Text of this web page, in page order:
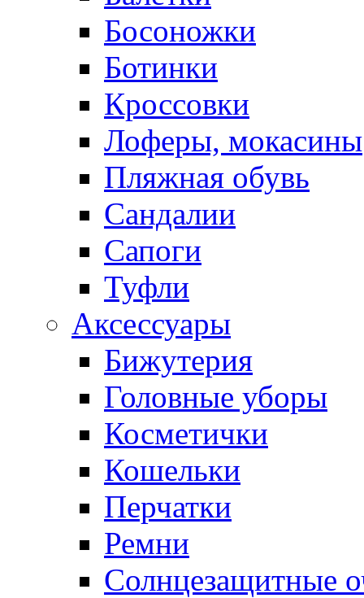
Босоножки
Ботинки
Кроссовки
Лоферы, мокасины
Пляжная обувь
Сандалии
Сапоги
Туфли
Аксессуары
Бижутерия
Головные уборы
Косметички
Кошельки
Перчатки
Ремни
Солнцезащитные